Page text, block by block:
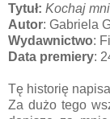
Tytuł: Kochaj
Autor: Gabriela
Wydawnictwo:
Data premiery:
Tę historię
Za dużo tego